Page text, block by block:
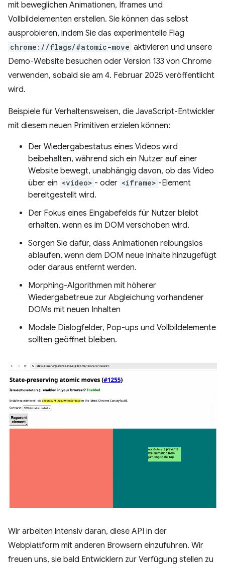
mit beweglichen Animationen, Iframes und
Vollbildelementen erstellen. Sie können das selbst
ausprobieren, indem Sie das experimentelle Flag
chrome://flags/#atomic-move aktivieren und unsere
Demo-Website besuchen oder Version 133 von Chrome
verwenden, sobald sie am 4. Februar 2025 veröffentlicht
wird.
Beispiele für Verhaltensweisen, die JavaScript-Entwickler
mit diesem neuen Primitiven erzielen können:
Der Wiedergabestatus eines Videos wird
beibehalten, während sich ein Nutzer auf einer
Website bewegt, unabhängig davon, ob das Video
über ein <video> - oder <iframe> -Element
bereitgestellt wird.
Der Fokus eines Eingabefelds für Nutzer bleibt
erhalten, wenn es im DOM verschoben wird.
Sorgen Sie dafür, dass Animationen reibungslos
ablaufen, wenn dem DOM neue Inhalte hinzugefügt
oder daraus entfernt werden.
Morphing-Algorithmen mit höherer
Wiedergabetreue zur Abgleichung vorhandener
DOMs mit neuen Inhalten
Modale Dialogfelder, Pop-ups und Vollbildelemente
sollten geöffnet bleiben.
Wir arbeiten intensiv daran, diese API in der
Webplattform mit anderen Browsern einzuführen. Wir
freuen uns, sie bald Entwicklern zur Verfügung stellen zu